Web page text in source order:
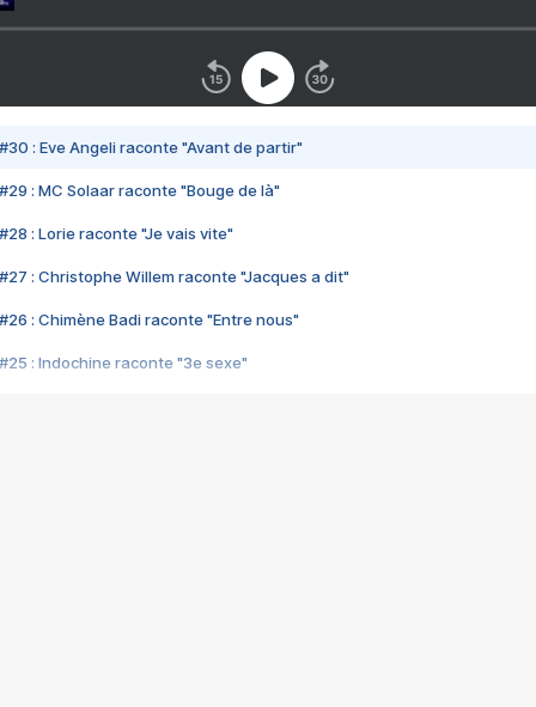
#30 : Eve Angeli raconte "Avant de partir"
#29 : MC Solaar raconte "Bouge de là"
#28 : Lorie raconte "Je vais vite"
#27 : Christophe Willem raconte "Jacques a dit"
#26 : Chimène Badi raconte "Entre nous"
#25 : Indochine raconte "3e sexe"